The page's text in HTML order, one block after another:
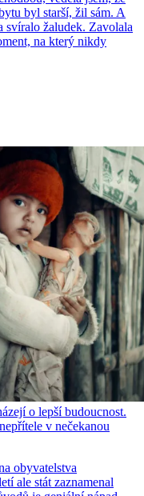
byl starší, žil sám. A
svíralo žaludek. Zavolala
na který nikdy
o lepší budoucnost.
v nečekanou
obyvatelstva
ale stát zaznamenal